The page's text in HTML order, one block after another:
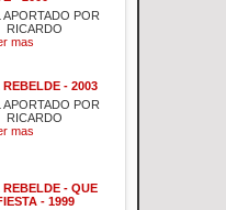
APORTADO POR
RICARDO
mas
REBELDE - 2003
APORTADO POR
RICARDO
mas
REBELDE - QUE
- 1999